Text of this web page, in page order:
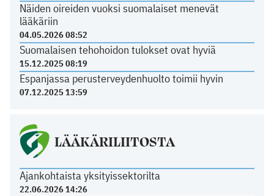
Näiden oireiden vuoksi suomalaiset menevät
lääkäriin
04.05.2026 08:52
Suomalaisen tehohoidon tulokset ovat hyviä
15.12.2025 08:19
Espanjassa perusterveydenhuolto toimii hyvin
07.12.2025 13:59
LÄÄKÄRILIITOSTA
Ajankohtaista yksityissektorilta
22.06.2026 14:26